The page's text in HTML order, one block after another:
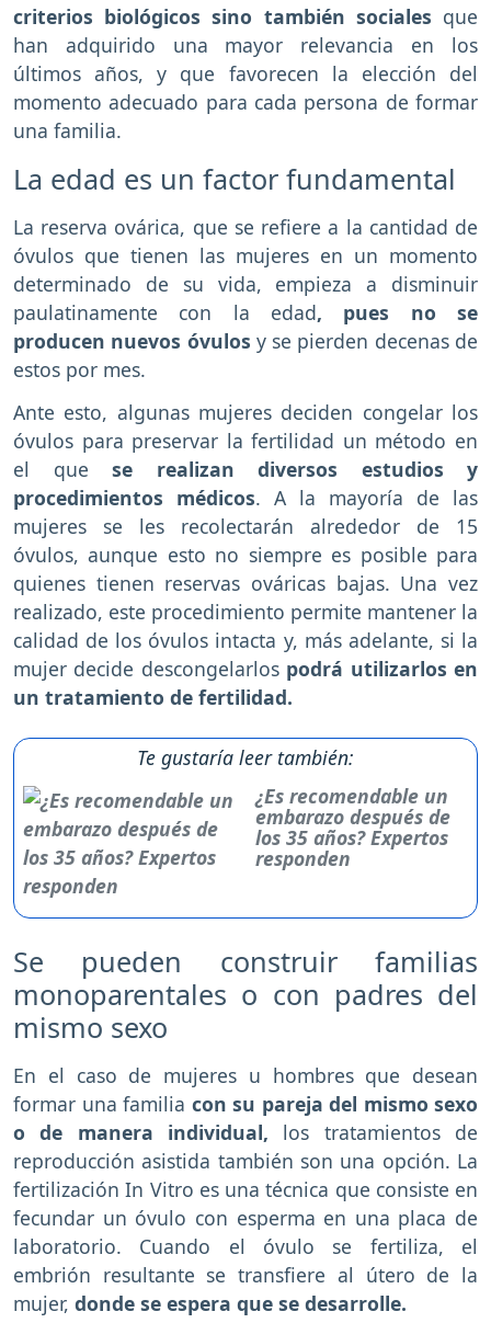
criterios biológicos sino también sociales que
han adquirido una mayor relevancia en los
últimos años, y que favorecen la elección del
momento adecuado para cada persona de formar
una familia.
La edad es un factor fundamental
La reserva ovárica, que se refiere a la cantidad de
óvulos que tienen las mujeres en un momento
determinado de su vida, empieza a disminuir
paulatinamente con la edad, pues no se
producen nuevos óvulos y se pierden decenas de
estos por mes.
Ante esto, algunas mujeres deciden congelar los
óvulos para preservar la fertilidad un método en
el que se realizan diversos estudios y
procedimientos médicos. A la mayoría de las
mujeres se les recolectarán alrededor de 15
óvulos, aunque esto no siempre es posible para
quienes tienen reservas ováricas bajas. Una vez
realizado, este procedimiento permite mantener la
calidad de los óvulos intacta y, más adelante, si la
mujer decide descongelarlos podrá utilizarlos en
un tratamiento de fertilidad.
Te gustaría leer también:
¿Es recomendable un
embarazo después de
los 35 años? Expertos
responden
Se pueden construir familias
monoparentales o con padres del
mismo sexo
En el caso de mujeres u hombres que desean
formar una familia con su pareja del mismo sexo
o de manera individual, los tratamientos de
reproducción asistida también son una opción. La
fertilización In Vitro es una técnica que consiste en
fecundar un óvulo con esperma en una placa de
laboratorio. Cuando el óvulo se fertiliza, el
embrión resultante se transfiere al útero de la
mujer, donde se espera que se desarrolle.